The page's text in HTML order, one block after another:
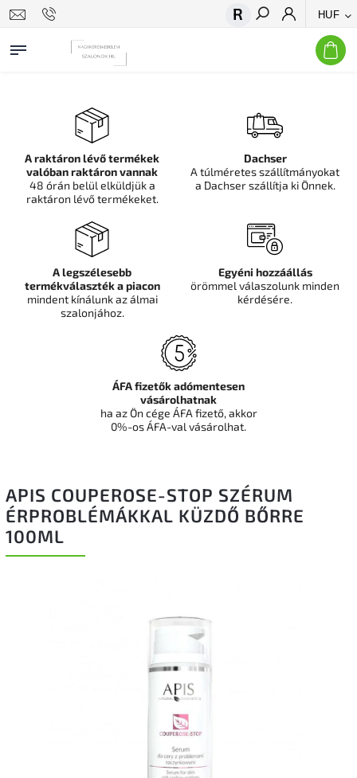
HUF
Keresés
APIS COUPEROSE-STOP SZÉRUM
ÉRPROBLÉMÁKKAL KÜZDŐ BŐRRE
100ML
A raktáron lévő termékek
valóban raktáron vannak
48 órán belül elküldjük a
raktáron lévő termékeket.
Dachser
A túlméretes szállítmányokat
a Dachser szállítja ki Önnek.
A legszélesebb
termékválaszték a piacon
mindent kínálunk az álmai
szalonjához.
Egyéni hozzáállás
örömmel válaszolunk minden
kérdésére.
ÁFA fizetők adómentesen
vásárolhatnak
ha az Ön cége ÁFA fizető, akkor
0%-os ÁFA-val vásárolhat.